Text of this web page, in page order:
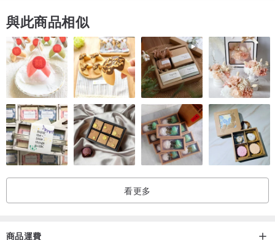
與此商品相似
看更多
商品運費